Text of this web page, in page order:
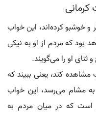
و خوشبو کرده‌اند، این خواب
بود که مردم از او به نیکی
او را می‌گویند.
کند، یعنی ببیند که
به مشام می‌رسد، این خواب
است که در میان مردم به